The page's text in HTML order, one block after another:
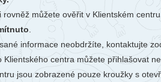
rovněž můžete ověřit v Klientském
informace neobdržíte, kontaktujte
Klientského centra můžete přihlašovat
jsou zobrazené pouze kroužky s